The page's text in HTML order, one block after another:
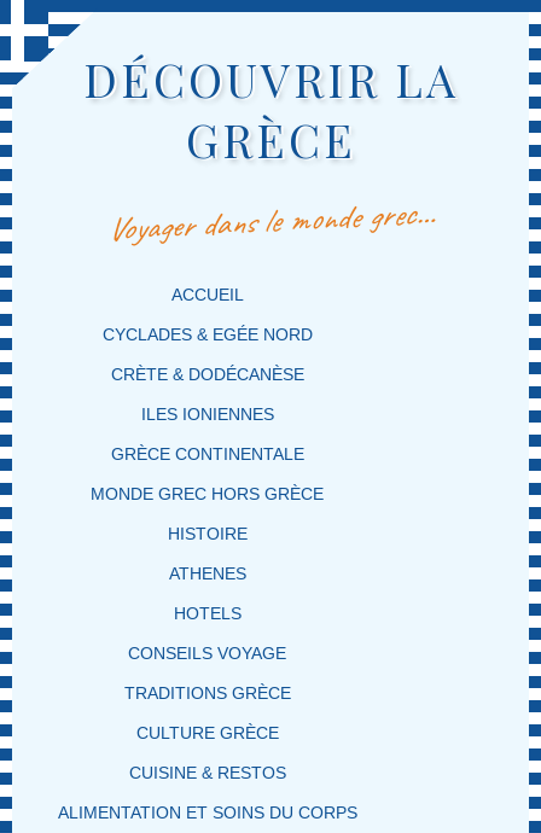
DÉCOUVRIR LA
GRÈCE
Voyager dans le monde grec…
MENU PRINCIPAL
MASQUER LA NAVIGATION PRINCIPALE
MASQUER LA NAVIGATION SECONDAIRE
ACCUEIL
CYCLADES & EGÉE NORD
CRÈTE & DODÉCANÈSE
ILES IONIENNES
GRÈCE CONTINENTALE
MONDE GREC HORS GRÈCE
HISTOIRE
ATHENES
HOTELS
CONSEILS VOYAGE
TRADITIONS GRÈCE
CULTURE GRÈCE
CUISINE & RESTOS
ALIMENTATION ET SOINS DU CORPS